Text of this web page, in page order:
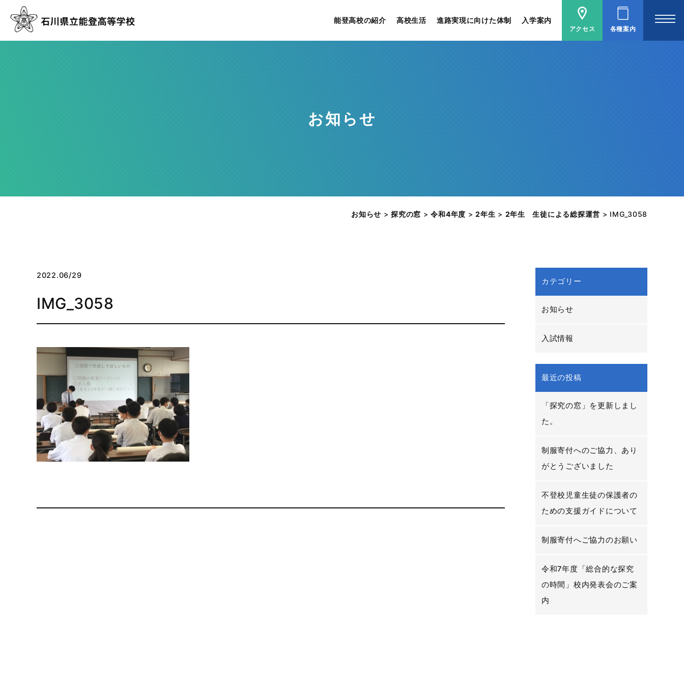
能登高校の紹介 高校生活 進路実現に向けた体制 入学案内
アクセス 各種案内
お知らせ
お知らせ >探究の窓 >令和4年度 >2年生 > 2年生 生徒による総探運営 > IMG_3058
2022.06/29
IMG_3058
カテゴリー
お知らせ
入試情報
最近の投稿
「探究の窓」を更新しまし
た。
制服寄付へのご協力、あり
がとうございました
不登校児童生徒の保護者の
ための支援ガイドについて
制服寄付へご協力のお願い
令和7年度「総合的な探究
の時間」校内発表会のご案
内